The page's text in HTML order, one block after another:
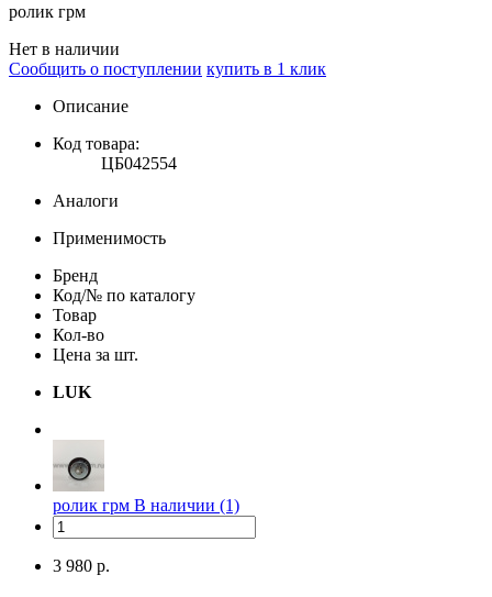
ролик грм
Нет в наличии
Сообщить о поступлении купить в 1 клик
Описание
Код товара:
ЦБ042554
Аналоги
Применимость
Бренд
Код/№ по каталогу
Товар
Кол-во
Цена за шт.
LUK
ролик грм В наличии (1)
3 980 р.